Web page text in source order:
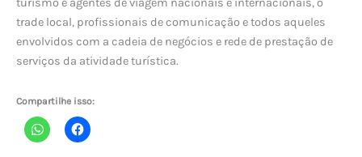
trade local, profissionais de comunicação e todos aqueles
envolvidos com a cadeia de negócios e rede de prestação de
serviços da atividade turística.
Compartilhe isso: